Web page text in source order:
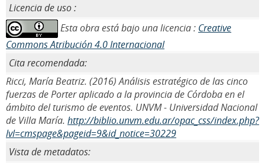
Licencia de uso :
Esta obra está bajo una licencia : Creative
Commons Atribución 4.0 Internacional
Cita recomendada:
Ricci, María Beatriz. (2016) Análisis estratégico de las cinco
fuerzas de Porter aplicado a la provincia de Córdoba en el
ámbito del turismo de eventos. UNVM - Universidad Nacional
de Villa María. http://biblio.unvm.edu.ar/opac_css/index.php?
lvl=cmspage&pageid=9&id_notice=30229
Vista de metadatos: